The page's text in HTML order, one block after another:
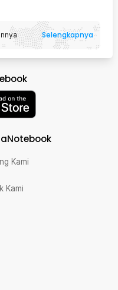
Selengkapnya
Kami
Kami